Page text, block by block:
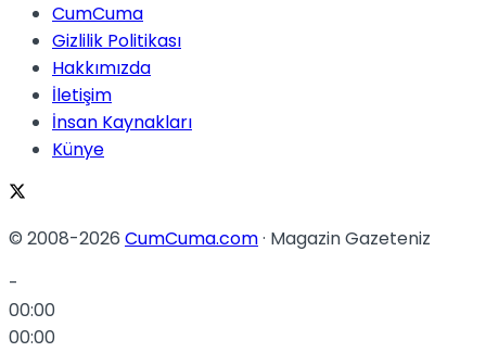
CumCuma
Gizlilik Politikası
Hakkımızda
İletişim
İnsan Kaynakları
Künye
© 2008-2026 CumCuma.com· Magazin Gazeteniz
-
00:00
00:00